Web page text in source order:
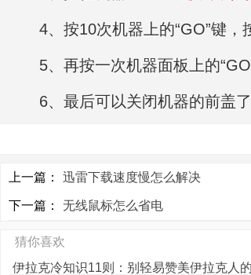
4、按10次机器上的“GO”键，
5、再按一次机器面板上的
6、最后可以关闭机器的前盖
上一篇： 迅雷下载速度慢怎么解决
下一篇： 无线鼠标怎么省电
猜你喜欢
伊拉克冷知识11则：别轻易赞美伊拉克人